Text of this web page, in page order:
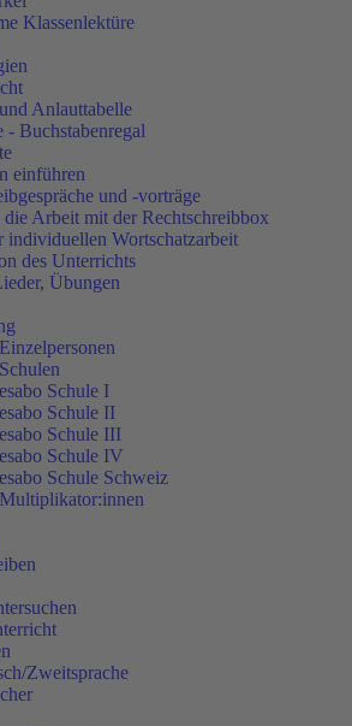
Klassenlektüre
Anlauttabelle
- Buchstabenregal
einführen
und -vorträge
Arbeit mit der Rechtschreibbox
individuellen Wortschatzarbeit
des Unterrichts
Übungen
Schule I
Schule II
Schule III
Schule IV
Schule Schweiz
Zweitsprache